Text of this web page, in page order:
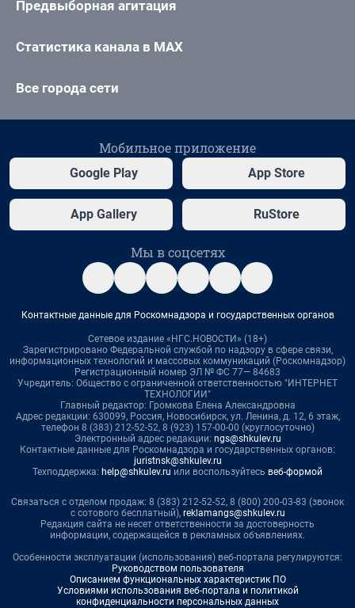
Предвыборная агитация
Статистика канала в MAX
Все города сети
Мобильное приложение
Google Play App Store
App Gallery RuStore
Мы в соцсетях
Контактные данные для Роскомнадзора и государственных органов
Сетевое издание «НГС.НОВОСТИ» (18+)
Зарегистрировано Федеральной службой по надзору в сфере связи,
информационных технологий и массовых коммуникаций (Роскомнадзор)
Регистрационный номер ЭЛ № ФС 77— 84683
Учредитель: Общество с ограниченной ответственностью "ИНТЕРНЕТ
ТЕХНОЛОГИИ"
Главный редактор: Громкова Елена Александровна
Адрес редакции: 630099, Россия, Новосибирск, ул. Ленина, д. 12, 6 этаж,
телефон 8 (383) 212-52-52, 8 (923) 157-00-00 (круглосуточно)
Электронный адрес редакции: ngs@shkulev.ru
Контактные данные для Роскомнадзора и государственных органов:
juristnsk@shkulev.ru
Техподдержка: help@shkulev.ru или воспользуйтесь веб-формой
Связаться с отделом продаж: 8 (383) 212-52-52, 8 (800) 200-03-83 (звонок
с сотового бесплатный), reklamangs@shkulev.ru
Редакция сайта не несет ответственности за достоверность
информации, содержащейся в рекламных объявлениях.
Особенности эксплуатации (использования) веб-портала регулируются:
Руководством пользователя
Описанием функциональных характеристик ПО
Условиями использования веб-портала и политикой
конфиденциальности персональных данных